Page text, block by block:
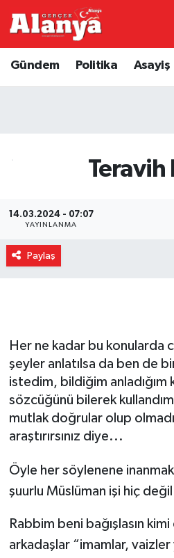
Gündem Politika Asayiş
Teravih
14.03.2024 - 07:07
YAYINLANMA
Paylaş
Her ne kadar bu konularda
şeyler anlatılsa da ben de
istedim, bildiğim
sözcüğünü bilerek
mutlak doğrular olup
araştırırsınız diye...
Öyle her söylenene
şuurlu Müslüman işi hiç
Rabbim beni bağışlasın
arkadaşlar “imamlar, vaizler
Genel
Bilim ve Teknoloji
Diğer
Dünya
Güncel
Gündem
Politika
Spor
Trafik Durumu
Tüm Manşetler
Haber Arşivi